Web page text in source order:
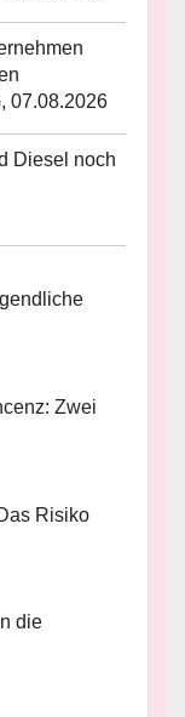
07.08.2026
Diesel noch
Zwei
Risiko
die